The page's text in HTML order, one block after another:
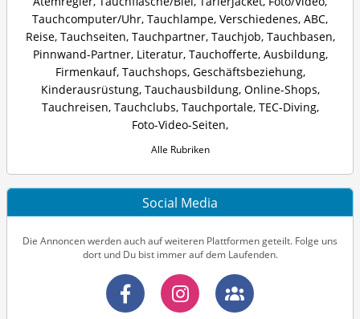
Tauchcomputer/Uhr, Tauchlampe, Verschiedenes, ABC,
Reise, Tauchseiten, Tauchpartner, Tauchjob, Tauchbasen,
Pinnwand-Partner, Literatur, Tauchofferte, Ausbildung,
Firmenkauf, Tauchshops, Geschäftsbeziehung,
Kinderausrüstung, Tauchausbildung, Online-Shops,
Tauchreisen, Tauchclubs, Tauchportale, TEC-Diving,
Foto-Video-Seiten,
Alle Rubriken
Social Media
Die Annoncen werden auch auf weiteren Plattformen geteilt. Folge uns
dort und Du bist immer auf dem Laufenden.